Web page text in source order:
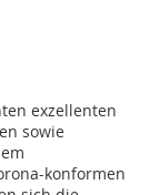
exzellenten
sowie
konformen